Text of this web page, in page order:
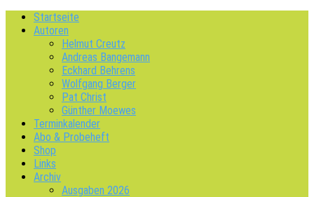
Startseite
Autoren
Helmut Creutz
Andreas Bangemann
Eckhard Behrens
Wolfgang Berger
Pat Christ
Günther Moewes
Terminkalender
Abo & Probeheft
Shop
Links
Archiv
Ausgaben 2026